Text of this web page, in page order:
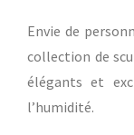
Envie de
collection de
élégants et
l’humidité.